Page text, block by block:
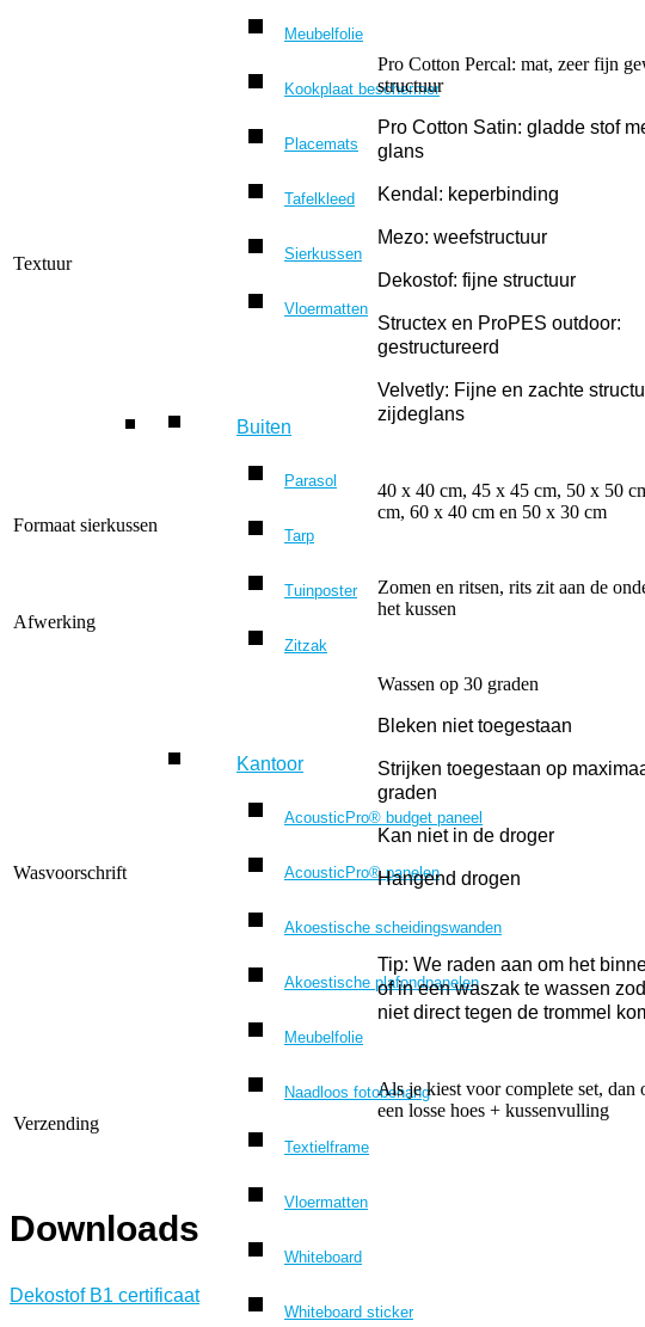
Meubelfolie
Kookplaat beschermer
Placemats
Tafelkleed
Sierkussen
Vloermatten
Buiten
Parasol
Tarp
Tuinposter
Zitzak
Kantoor
AcousticPro® budget paneel
AcousticPro® panelen
Akoestische scheidingswanden
Akoestische plafondpanelen
Meubelfolie
Naadloos fotobehang
Textielframe
Vloermatten
Whiteboard
Whiteboard sticker
Textuur
Pro Cotton Percal: mat, zeer fijn
structuur
Pro Cotton Satin: gladde stof
glans
Kendal: keperbinding
Mezo: weefstructuur
Dekostof: fijne structuur
Structex en ProPES outdoor:
gestructureerd
Velvetly: Fijne en zachte
zijdeglans
Formaat sierkussen
40 x 40 cm, 45 x 45 cm, 50 x 50
cm, 60 x 40 cm en 50 x 30 cm
Afwerking
Zomen en ritsen, rits zit aan de
het kussen
Wasvoorschrift
Wassen op 30 graden
Bleken niet toegestaan
Strijken toegestaan op
graden
Kan niet in de droger
Hangend drogen
Tip: We raden aan om het
of in een waszak te wassen
niet direct tegen de trommel
Verzending
Als je kiest voor complete set, dan
een losse hoes + kussenvulling
Downloads
Dekostof B1 certificaat